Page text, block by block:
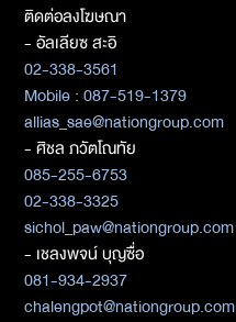
ติดต่อลงโฆษณา
- อัลเลียซ สะอิ
02-338-3561
Mobile : 087-519-1379
allias_sae@nationgroup.com
- ศิชล ภวัตโณทัย
085-255-6753
02-338-3325
sichol_paw@nationgroup.com
- เชลงพจน์ บุญซื่อ
081-934-2937
chalengpot@nationgroup.com